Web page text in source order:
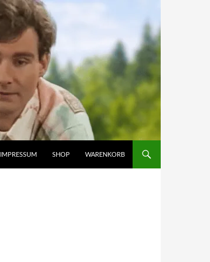
IMPRESSUM SHOP WARENKORB